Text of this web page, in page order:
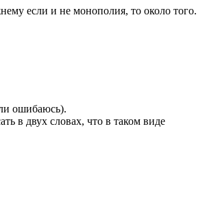
если и не монополия, то около того.
ошибаюсь).
в двух словах, что в таком виде